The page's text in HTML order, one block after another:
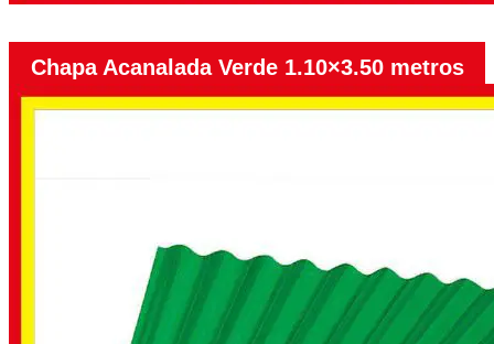
Chapa Acanalada Verde 1.10×3.50 metros